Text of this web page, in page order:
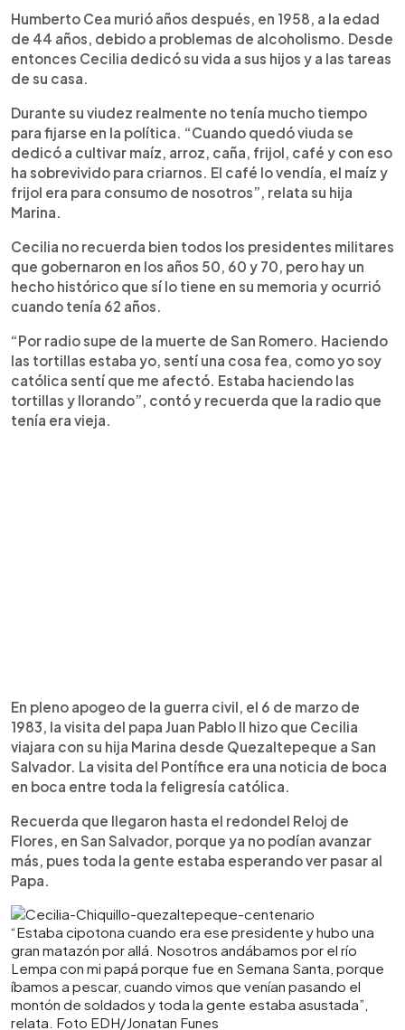
Humberto Cea murió años después, en 1958, a la edad
de 44 años, debido a problemas de alcoholismo. Desde
entonces Cecilia dedicó su vida a sus hijos y a las tareas
de su casa.
Durante su viudez realmente no tenía mucho tiempo
para fijarse en la política. “Cuando quedó viuda se
dedicó a cultivar maíz, arroz, caña, frijol, café y con eso
ha sobrevivido para criarnos. El café lo vendía, el maíz y
frijol era para consumo de nosotros”, relata su hija
Marina.
Cecilia no recuerda bien todos los presidentes militares
que gobernaron en los años 50, 60 y 70, pero hay un
hecho histórico que sí lo tiene en su memoria y ocurrió
cuando tenía 62 años.
“Por radio supe de la muerte de San Romero. Haciendo
las tortillas estaba yo, sentí una cosa fea, como yo soy
católica sentí que me afectó. Estaba haciendo las
tortillas y llorando”, contó y recuerda que la radio que
tenía era vieja.
En pleno apogeo de la guerra civil, el 6 de marzo de
1983, la visita del papa Juan Pablo II hizo que Cecilia
viajara con su hija Marina desde Quezaltepeque a San
Salvador. La visita del Pontífice era una noticia de boca
en boca entre toda la feligresía católica.
Recuerda que llegaron hasta el redondel Reloj de
Flores, en San Salvador, porque ya no podían avanzar
más, pues toda la gente estaba esperando ver pasar al
Papa.
“Estaba cipotona cuando era ese presidente y hubo una
gran matazón por allá. Nosotros andábamos por el río
Lempa con mi papá porque fue en Semana Santa, porque
íbamos a pescar, cuando vimos que venían pasando el
montón de soldados y toda la gente estaba asustada”,
relata. Foto EDH/Jonatan Funes